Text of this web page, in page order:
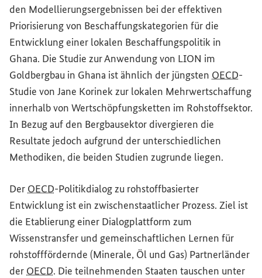
den Modellierungsergebnissen bei der effektiven
Priorisierung von Beschaffungskategorien für die
Entwicklung einer lokalen Beschaffungspolitik in
Ghana. Die Studie zur Anwendung von LION im
Goldbergbau in Ghana ist ähnlich der jüngsten OECD-
Studie von Jane Korinek zur lokalen Mehrwertschaffung
innerhalb von Wertschöpfungsketten im Rohstoffsektor.
In Bezug auf den Bergbausektor divergieren die
Resultate jedoch aufgrund der unterschiedlichen
Methodiken, die beiden Studien zugrunde liegen.
Der OECD-Politikdialog zu rohstoffbasierter
Entwicklung ist ein zwischenstaatlicher Prozess. Ziel ist
die Etablierung einer Dialogplattform zum
Wissenstransfer und gemeinschaftlichen Lernen für
rohstofffördernde (Minerale, Öl und Gas) Partnerländer
der OECD. Die teilnehmenden Staaten tauschen unter